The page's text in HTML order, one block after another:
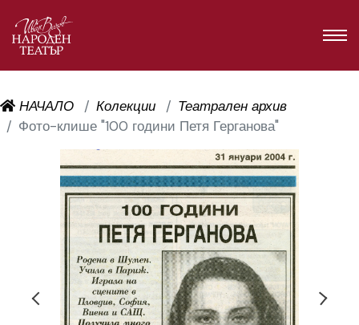
НАЧАЛО Колекции
Театрален архив
Фото-клише "100 години Петя Герганова"